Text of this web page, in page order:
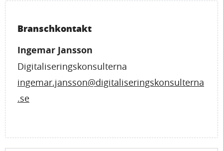
Branschkontakt
Ingemar Jansson
Digitaliseringskonsulterna
ingemar.jansson@digitaliseringskonsulterna
.se